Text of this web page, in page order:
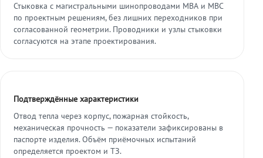
Стыковка с магистральными шинопроводами МВА и МВС
по проектным решениям, без лишних переходников при
согласованной геометрии. Проводники и узлы стыковки
согласуются на этапе проектирования.
Подтверждённые характеристики
Отвод тепла через корпус, пожарная стойкость,
механическая прочность — показатели зафиксированы в
паспорте изделия. Объём приёмочных испытаний
определяется проектом и ТЗ.